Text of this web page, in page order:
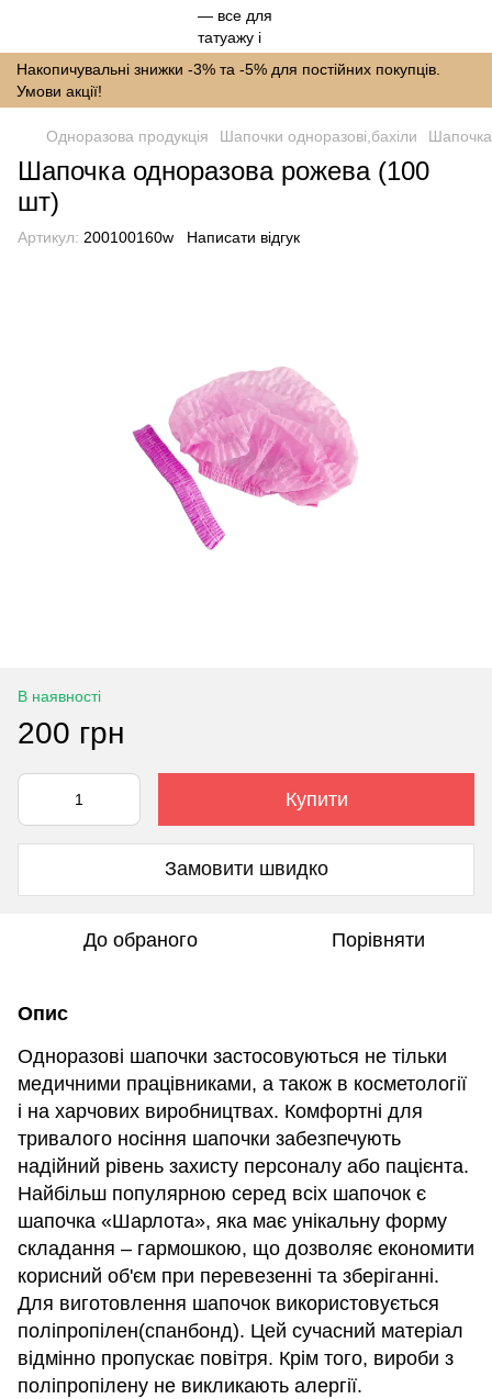
Накопичувальні знижки -3% та -5% для постійних покупців.
Умови акції!
Одноразова продукція Шапочки одноразові,бахіли
Шапочка одноразова рожева (100
шт)
Артикул: 200100160w Написати відгук
В наявності
200 грн
Купити
Замовити швидко
До обраного Порівняти
Опис
Одноразові шапочки застосовуються не тільки
медичними працівниками, а також в косметології
і на харчових виробництвах. Комфортні для
тривалого носіння шапочки забезпечують
надійний рівень захисту персоналу або пацієнта.
Найбільш популярною серед всіх шапочок є
шапочка «Шарлота», яка має унікальну форму
складання – гармошкою, що дозволяє економити
корисний об'єм при перевезенні та зберіганні.
Для виготовлення шапочок використовується
поліпропілен(спанбонд). Цей сучасний матеріал
відмінно пропускає повітря. Крім того, вироби з
поліпропілену не викликають алергії.